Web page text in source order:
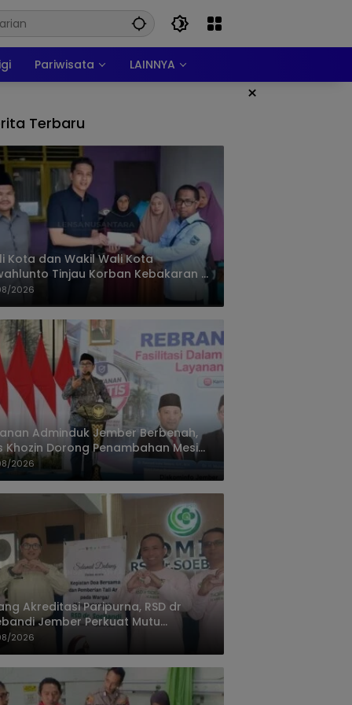
Pariwisata LAINNYA
×
Terbaru
Kota dan Wakil Wali Kota
Tinjau Korban Kebakaran di
Pastikan Bantuan dan Perkuat
Bencana
2026
Adminduk Jember Berbenah,
Khozin Dorong Penambahan Mesin
e-KTP
2026
Akreditasi Paripurna, RSD dr
Jember Perkuat Mutu
Terus Ditingkatkan
2026